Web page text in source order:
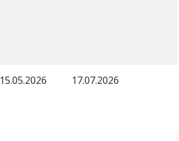
15.05.2026 17.07.2026